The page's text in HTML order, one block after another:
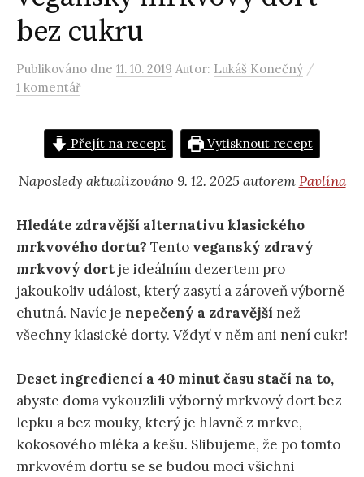
bez cukru
Publikováno dne 11. 10. 2019 Autor: Lukáš Konečný /
1 komentář
Přejít na recept Vytisknout recept
Naposledy aktualizováno 9. 12. 2025 autoremPavlína
Hledáte zdravější alternativu klasického
mrkvového dortu? Tento veganský zdravý
mrkvový dort je ideálním dezertem pro
jakoukoliv událost, který zasytí a zároveň výborně
chutná. Navíc je nepečený a zdravější než
všechny klasické dorty. Vždyť v něm ani není cukr!
Deset ingrediencí a 40 minut času stačí na to,
abyste doma vykouzlili výborný mrkvový dort bez
lepku a bez mouky, který je hlavně z mrkve,
kokosového mléka a kešu. Slibujeme, že po tomto
mrkvovém dortu se se budou moci všichni